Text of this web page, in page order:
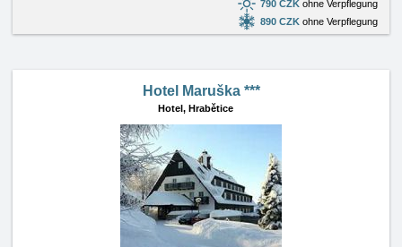
790 CZK ohne Verpflegung
890 CZK ohne Verpflegung
Hotel Maruška ***
Hotel, Hrabětice